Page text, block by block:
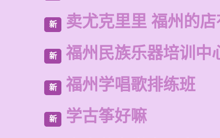
新 卖尤克里里 福州的
新 福州民族乐器培训中
新 福州学唱歌排练班
新 学古筝好嘛